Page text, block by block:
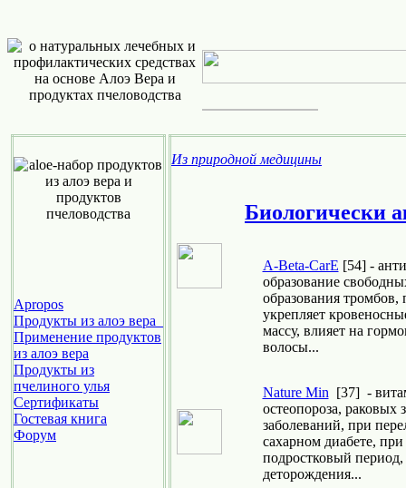
Apropos
Продукты из алоэ вера
Применение продуктов
из алоэ вера
Продукты из
пчелиного улья
Cертификаты
Гостевая книга
Форум
Из природной медицины
Биологически
A-Beta-CarE [54] -
образование
образования тромбов,
укрепляет
массу, влияет на
волосы...
Nature Min [37] -
остеопороза, раковых
заболеваний, при
сахарном диабете, при
подростковый
деторождения...